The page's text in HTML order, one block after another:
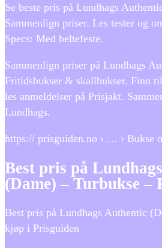
Se beste pris på Lundhags
Sammenlign priser. Les tester og
Specs: Med beltefeste.
Sammenlign priser på Lundhags
Fritidsbukser & skallbukser. Finn
les anmeldelser på Prisjakt.
Lundhags.
https:// prisguiden.no › … › Bukse
Best pris på
(Dame) – Turbukse –
Best pris på Lundhags Authentic
kjøp i Prisguiden